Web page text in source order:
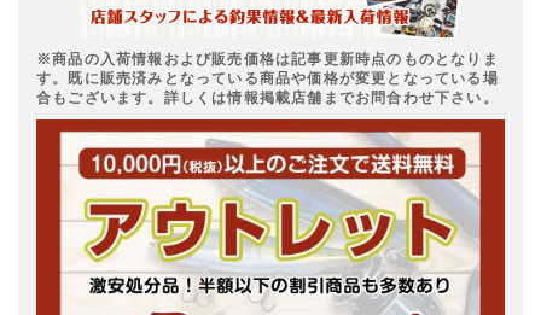
※商品の入荷情報および販売価格は記事更新時点のものとなりま
す。既に販売済みとなっている商品や価格が変更となっている場
合もございます。詳しくは情報掲載店舗までお問合わせ下さい。